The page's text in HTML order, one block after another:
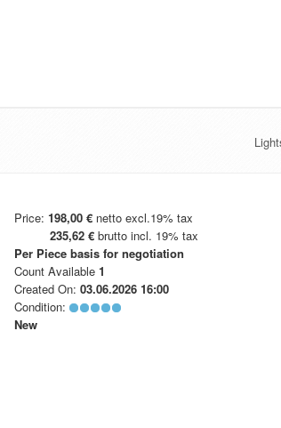
Price:198,00 € netto excl.19% tax
235,62 € brutto incl. 19% tax
Per Piece basis for negotiation
Count Available1
Created On:03.06.2026 16:00
Condition:
New